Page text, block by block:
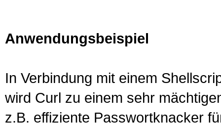
Anwendungsbeispiel
In Verbindung mit einem
wird Curl zu einem sehr
z.B. effiziente Passwortknacker